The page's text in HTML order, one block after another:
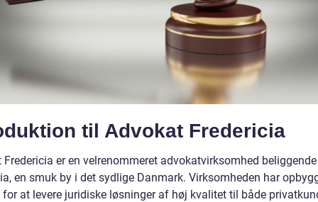
til Advokat Fredericia
Fredericia er en velrenommeret advokatvirksomhed
en smuk by i det sydlige Danmark. Virksomheden har
at levere juridiske løsninger af høj kvalitet til både